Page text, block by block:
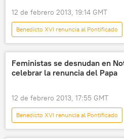
12 de febrero 2013, 19:14 GMT
Benedicto XVI renuncia al Pontificado
noticias
Feministas se desnudan en
celebrar la renuncia del Papa
12 de febrero 2013, 17:55 GMT
Benedicto XVI renuncia al Pontificado
noticias